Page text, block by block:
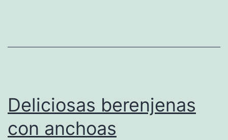
Deliciosas berenjenas
con anchoas